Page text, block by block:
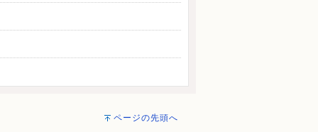
ページの先頭へ